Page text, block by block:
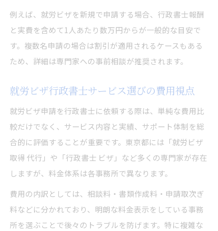
例えば、就労ビザを新規で申請する場合、行政書士報酬
と実費を含めて1人あたり数万円からが一般的な目安で
す。複数名申請の場合は割引が適用されるケースもある
ため、詳細は専門家への事前相談が推奨されます。
就労ビザ行政書士サービス選びの費用視点
就労ビザ申請を行政書士に依頼する際は、単純な費用比
較だけでなく、サービス内容と実績、サポート体制を総
合的に評価することが重要です。東京都には「就労ビザ
取得 代行」や「行政書士 ビザ」など多くの専門家が存在
しますが、料金体系は各事務所で異なります。
費用の内訳としては、相談料・書類作成料・申請取次ぎ
料などに分かれており、明朗な料金表示をしている事務
所を選ぶことで後々のトラブルを防げます。特に複雑な